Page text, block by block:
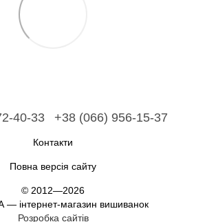
40-33 +38 (066) 956-15-37
Контакти
Повна версія сайту
© 2012—2026
інтернет-магазин вишиванок
Розробка сайтів